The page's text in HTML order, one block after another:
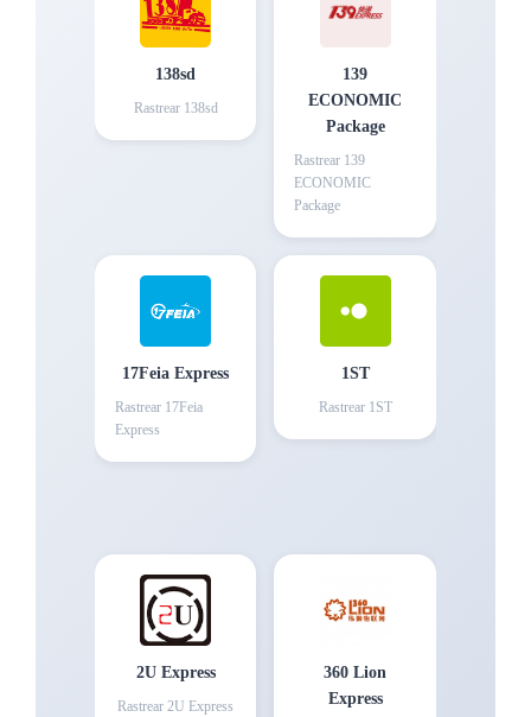
138sd
Rastrear 138sd
139
ECONOMIC
Package
Rastrear 139
ECONOMIC
Package
17Feia Express
Rastrear 17Feia
Express
1ST
Rastrear 1ST
2U Express
Rastrear 2U Express
360 Lion
Express